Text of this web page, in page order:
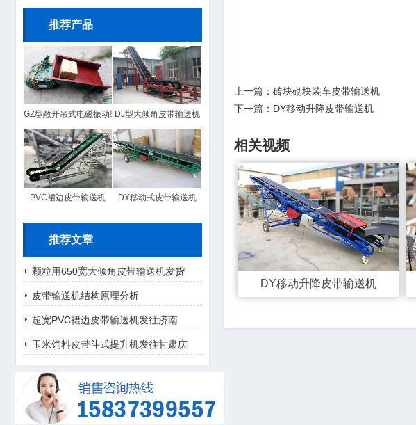
上一篇： 砖块砌块装车皮带输送机
下一篇： DY移动升降皮带输送机
相关视频
DY移动升降皮带输送机
推荐产品
GZ型敞开吊式电磁振动给料机DJ型大倾角皮带输送机
PVC裙边皮带输送机 DY移动式皮带输送机
推荐文章
颗粒用650宽大倾角皮带输送机发货
皮带输送机结构原理分析
超宽PVC裙边皮带输送机发往济南
玉米饲料皮带斗式提升机发往甘肃庆